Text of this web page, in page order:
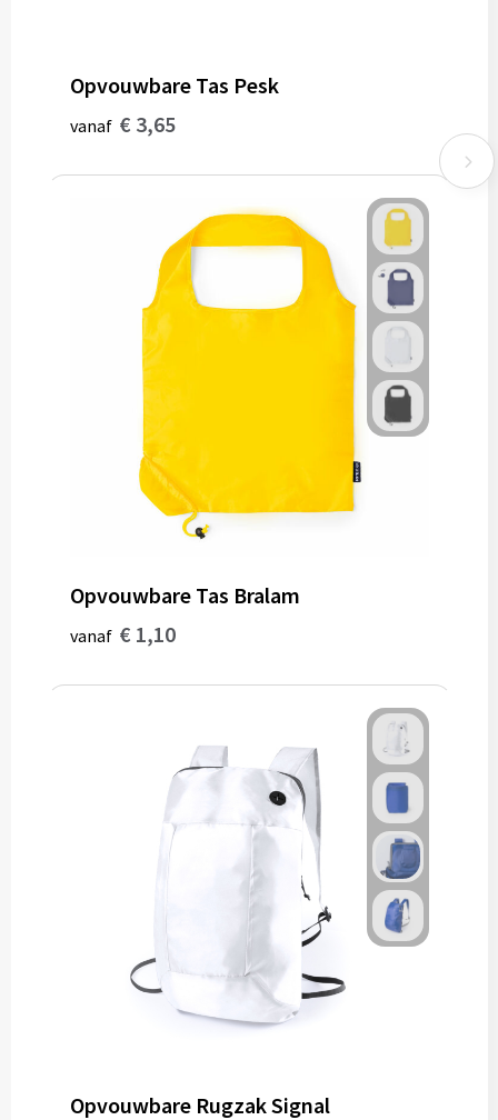
Opvouwbare Tas Pesk
vanaf € 3,65
Opvouwbare Tas Bralam
vanaf € 1,10
Opvouwbare Rugzak Signal